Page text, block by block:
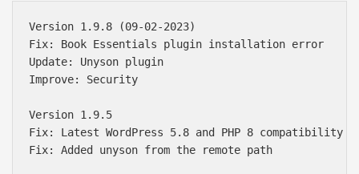
Version 1.9.8 (09-02-2023)
Fix: Book Essentials plugin installation error
Update: Unyson plugin
Improve: Security
Version 1.9.5
Fix: Latest WordPress 5.8 and PHP 8 compatibility
Fix: Added unyson from the remote path